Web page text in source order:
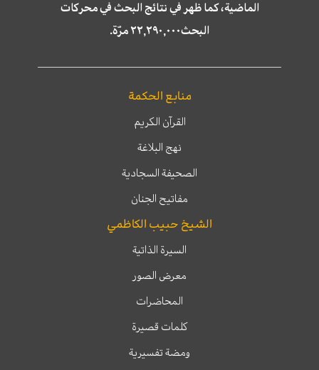
الماضية، كما ظهر في نتائج البحث في محركات
البحث٢٢,٢٩٠,٠٠٠ مرّة.
منابع الحكمة
القرآن الكريم
نهج البلاغة
الصحيفة السجادية
مفاتيح الجنان
الشيخ حبيب الكاظمي
السيرة الذاتية
معرض الصور
المحاضرات
كلمات قصيرة
ومضة تفسيرية